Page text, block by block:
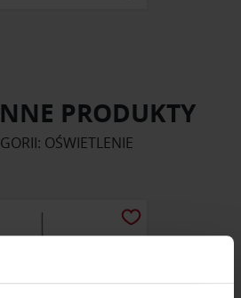
PRODUKTY
OŚWIETLENIE